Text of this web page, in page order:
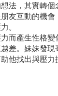
法，其實轉
友互動的機
。
而產生性格
差。妹妹發
他找出與壓力